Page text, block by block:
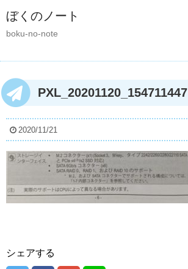
ぼくのノート
boku-no-note
PXL_20201120_154711447
2020/11/21
シェアする